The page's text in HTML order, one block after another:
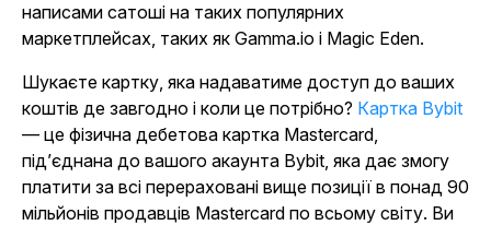
написами сатоші на таких популярних
маркетплейсах, таких як Gamma.io і Magic Eden.
Шукаєте картку, яка надаватиме доступ до ваших
коштів де завгодно і коли це потрібно? Картка Bybit
— це фізична дебетова картка Mastercard,
під’єднана до вашого акаунта Bybit, яка дає змогу
платити за всі перераховані вище позиції в понад 90
мільйонів продавців Mastercard по всьому світу. Ви